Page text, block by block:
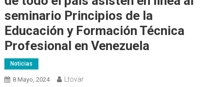
seminario Principios de la
Educación y Formación Técnica
Profesional en Venezuela
Noticias
8 Mayo, 2024 Ltovar